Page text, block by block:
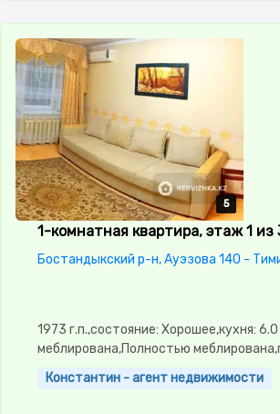
5
5
5
5
5
1-комнатная квартира, этаж 1 из
Бостандыкский р-н, Ауэзова 140 -
1973 г.п.,состояние: Хорошее,кухня:
меблирована,Полностью
стоянка,Домофон,Кодовый
сантехника,Счётчики,Тихий
Константин - агент недвижимости